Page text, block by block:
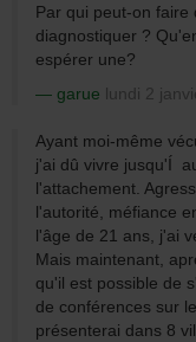
Par qui peut-on faire
diagnostiquer ?
espérer une?
garue lundi 2
Ayant moi-même
j'ai dû vivre jusqu'Í
l'attachement.
l'autorité, méfiance
l'âge de 21 ans, j'ai
Mais maintenant,
qu'il est possible de
de conférences sur
présenterai dans 8